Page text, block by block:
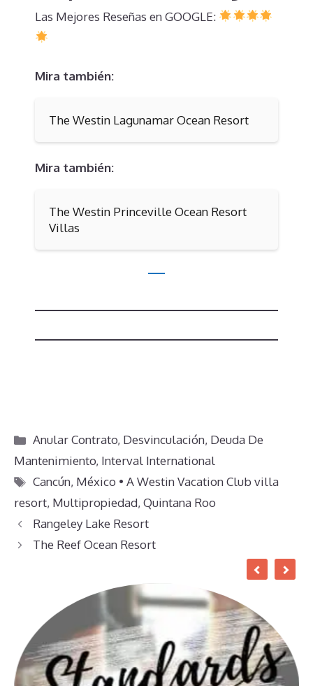
Las Mejores Reseñas en GOOGLE:
Mira también:
The Westin Lagunamar Ocean Resort
Mira también:
The Westin Princeville Ocean Resort
Villas
Categorías
Anular Contrato, Desvinculación, Deuda De
Mantenimiento, Interval International
Etiquetas
Cancún, México • A Westin Vacation Club villa
resort, Multipropiedad, Quintana Roo
Rangeley Lake Resort
The Reef Ocean Resort